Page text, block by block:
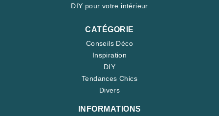
DIY pour votre intérieur
CATÉGORIE
Conseils Déco
Inspiration
DIY
Tendances Chics
Divers
INFORMATIONS